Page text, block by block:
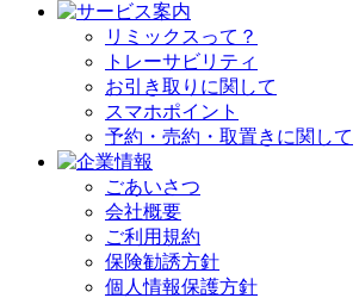
リミックスって？
トレーサビリティ
お引き取りに関して
スマホポイント
予約・売約・取置きに関して
ごあいさつ
会社概要
ご利用規約
保険勧誘方針
個人情報保護方針